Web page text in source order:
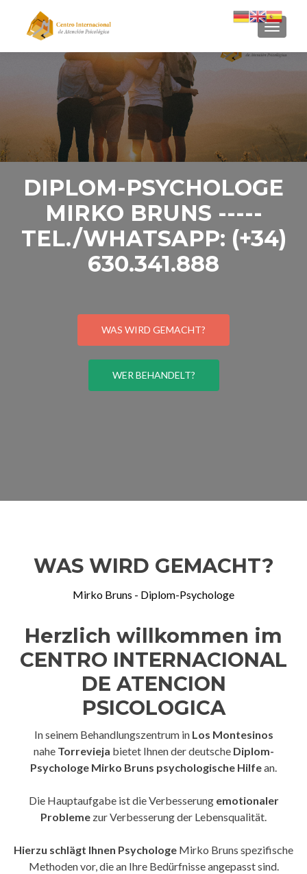
DIPLOM-PSYCHOLOGE
MIRKO BRUNS -----
TEL./WHATSAPP: (+34)
630.341.888
WAS WIRD GEMACHT?
WER BEHANDELT?
WAS WIRD GEMACHT?
Mirko Bruns - Diplom-Psychologe
Herzlich willkommen im
CENTRO INTERNACIONAL
DE ATENCION
PSICOLOGICA
In seinem Behandlungszentrum in Los Montesinos
nahe Torrevieja bietet Ihnen der deutsche Diplom-
Psychologe Mirko Bruns psychologische Hilfean.
Die Hauptaufgabe ist die Verbesserung emotionaler
Probleme zur Verbesserung der Lebensqualität.
Hierzu schlägt Ihnen Psychologe Mirko Bruns spezifische
Methoden vor, die an Ihre Bedürfnisse angepasst sind.